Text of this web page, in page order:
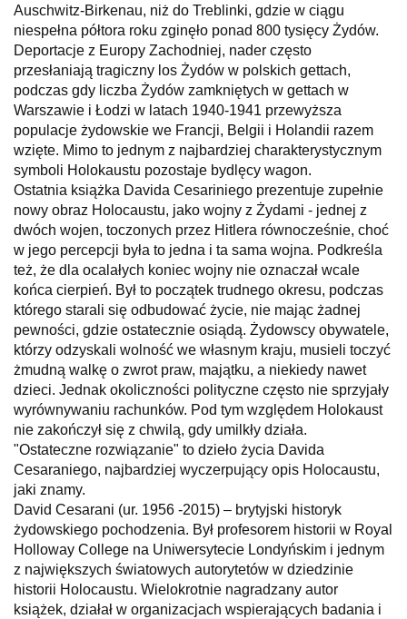
Auschwitz-Birkenau, niż do Treblinki, gdzie w ciągu
niespełna półtora roku zginęło ponad 800 tysięcy Żydów.
Deportacje z Europy Zachodniej, nader często
przesłaniają tragiczny los Żydów w polskich gettach,
podczas gdy liczba Żydów zamkniętych w gettach w
Warszawie i Łodzi w latach 1940-1941 przewyższa
populacje żydowskie we Francji, Belgii i Holandii razem
wzięte. Mimo to jednym z najbardziej charakterystycznym
symboli Holokaustu pozostaje bydlęcy wagon.
Ostatnia książka Davida Cesariniego prezentuje zupełnie
nowy obraz Holocaustu, jako wojny z Żydami - jednej z
dwóch wojen, toczonych przez Hitlera równocześnie, choć
w jego percepcji była to jedna i ta sama wojna. Podkreśla
też, że dla ocalałych koniec wojny nie oznaczał wcale
końca cierpień. Był to początek trudnego okresu, podczas
którego starali się odbudować życie, nie mając żadnej
pewności, gdzie ostatecznie osiądą. Żydowscy obywatele,
którzy odzyskali wolność we własnym kraju, musieli toczyć
żmudną walkę o zwrot praw, majątku, a niekiedy nawet
dzieci. Jednak okoliczności polityczne często nie sprzyjały
wyrównywaniu rachunków. Pod tym względem Holokaust
nie zakończył się z chwilą, gdy umilkły działa.
"Ostateczne rozwiązanie" to dzieło życia Davida
Cesaraniego, najbardziej wyczerpujący opis Holocaustu,
jaki znamy.
David Cesarani (ur. 1956 -2015) – brytyjski historyk
żydowskiego pochodzenia. Był profesorem historii w Royal
Holloway College na Uniwersytecie Londyńskim i jednym
z największych światowych autorytetów w dziedzinie
historii Holocaustu. Wielokrotnie nagradzany autor
książek, działał w organizacjach wspierających badania i